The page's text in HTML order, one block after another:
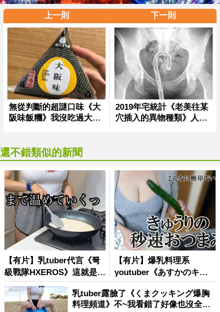
上一則 下一則
還不錯類似的新聞